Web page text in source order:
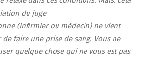
du juge
(infirmier ou médecin) ne vient
de faire une prise de sang. Vous ne
quelque chose qui ne vous est pas